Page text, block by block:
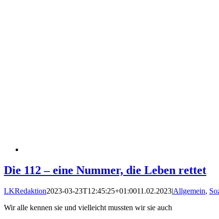
Die 112 – eine Nummer, die Leben rettet
LKRedaktion2023-03-23T12:45:25+01:0011.02.2023|Allgemein,
Wir alle kennen sie und vielleicht mussten wir sie auch